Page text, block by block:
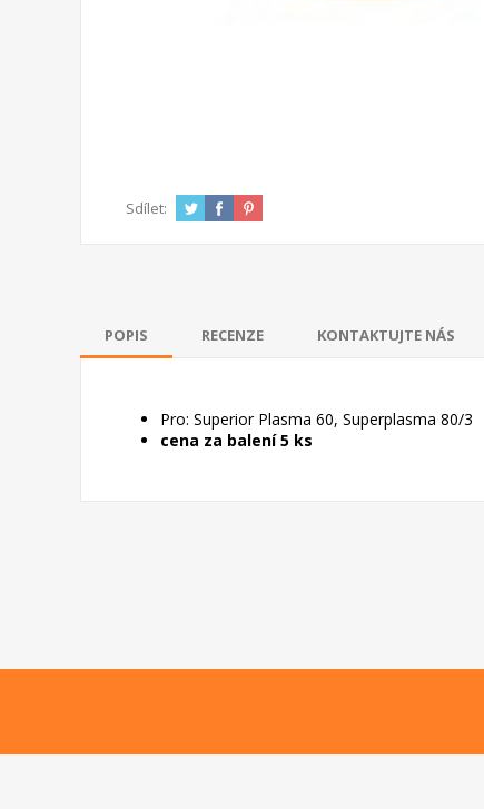
Sdílet:
POPIS RECENZE KONTAKTUJTE NÁS
Pro: Superior Plasma 60, Superplasma 80/3
cena za balení 5 ks